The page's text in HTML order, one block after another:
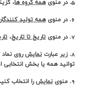
5. در منوی همه گروه ها،
6. در منوی همه تولید
7. در منوی تاریخ تا تاریخ،
8. زیر عبارت نمایشروی نماد
توانید همه یا بخش انتخابی
9. منوی نمایشرا انتخاب